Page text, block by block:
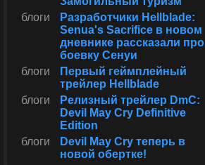
блоги
Разработчики Hellblade:
Senua's Sacrifice в новом
дневнике рассказали про
боевку Сенуи
блоги
Первый геймплейный
трейлер Hellblade
блоги
Релизный трейлер DmC:
Devil May Cry Definitive
Edition
блоги
Devil May Cry теперь в
новой обертке!